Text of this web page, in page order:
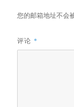
您的邮箱地址不会
评论 *